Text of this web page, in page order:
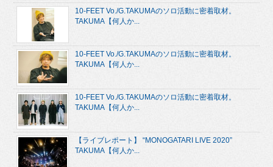
10-FEET Vo./G.TAKUMAのソロ活動に密着取材。
TAKUMA【何人か...
10-FEET Vo./G.TAKUMAのソロ活動に密着取材。
TAKUMA【何人か...
10-FEET Vo./G.TAKUMAのソロ活動に密着取材。
TAKUMA【何人か...
【ライブレポート】 “MONOGATARI LIVE 2020”
TAKUMA【何人か...